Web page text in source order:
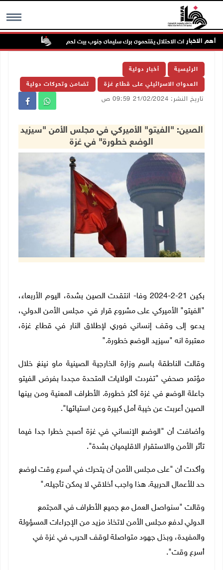
MENU أهم الاخبار
بحماية قوات الاحتلال يقتحمون برك سليمان جنوب بيت لحم
الرئيسية أخبار دولية
العدوان الاسرائيلي على قطاع غزة تضامن وتحركات دولية
تاريخ النشر: 21/02/2024 09:59 ص
الصين: "الفيتو" الأميركي في مجلس الأمن "سيزيد
الوضع خطورة" في غزة
بكين 21-2-2024 وفا- انتقدت الصين بشدة، اليوم الأربعاء،
"الفيتو" الأميركي على مشروع قرار في مجلس الأمن الدولي،
يدعو إلى وقف إنساني فوري لإطلاق النار في قطاع غزة،
معتبرة انه "سيزيد الوضع خطورة".
وقالت الناطقة باسم وزارة الخارجية الصينية ماو نينغ خلال
مؤتمر صحفي "تفردت الولايات المتحدة مجددا بفرض الفيتو
جاعلة الوضع في غزة أكثر خطورة. الأطراف المعنية ومن بينها
الصين أعربت عن خيبة أمل كبيرة وعن استيائها".
وأضافت أن "الوضع الإنساني في غزة أصبح خطرا جدا فيما
تأثر الأمن والاستقرار الاقليميان بشدة".
وأكدت أن "على مجلس الأمن أن يتحرك في أسرع وقت لوضع
حد للأعمال الحربية. هذا واجب أخلاقي لا يمكن تأجيله".
وقالت "سنواصل العمل مع جميع الأطراف في المجتمع
الدولي لدفع مجلس الأمن لاتخاذ مزيد من الإجراءات المسؤولة
والمفيدة، وبذل جهود متواصلة لوقف الحرب في غزة في
أسرع وقت".